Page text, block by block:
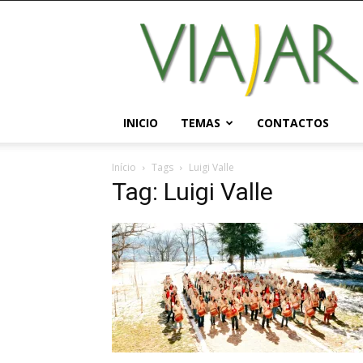
Viajar
Magazine
Online
INICIO TEMAS CONTACTOS
Início Tags Luigi Valle
Tag: Luigi Valle